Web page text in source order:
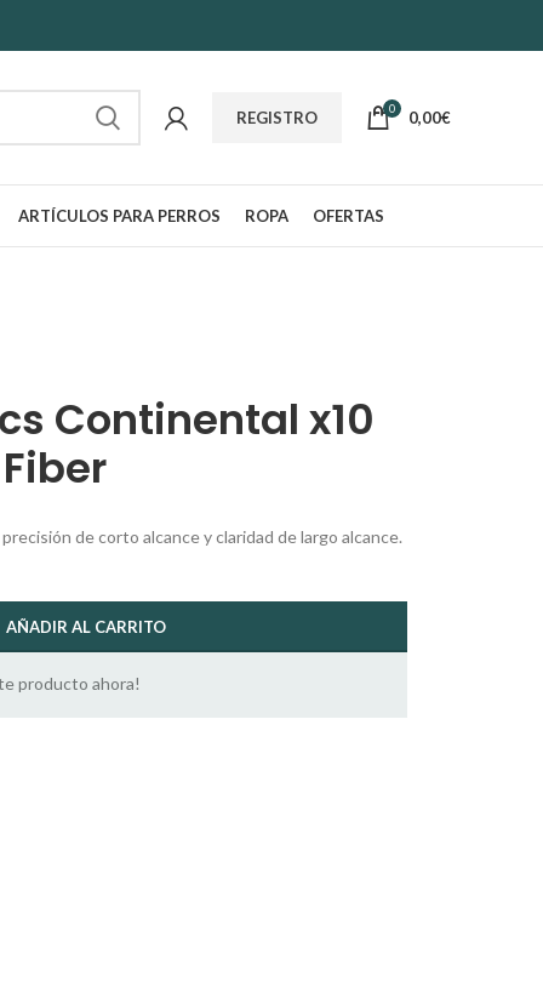
REGISTRO 0 0,00€
ARTÍCULOS PARA PERROS ROPA OFERTAS
Continental x10
de corto alcance y claridad de largo alcance.
AÑADIR AL CARRITO
producto ahora!